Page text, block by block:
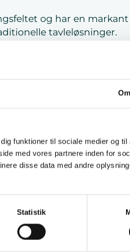
Om
funktioner til sociale medier og til
med vores partnere inden for
disse data med andre
Statistik
og har en
tavleløsninger.
til dit projekt ved